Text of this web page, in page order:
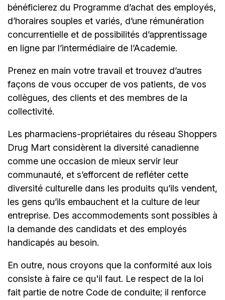
bénéficierez du Programme d’achat des employés,
d’horaires souples et variés, d’une rémunération
concurrentielle et de possibilités d’apprentissage
en ligne par l’intermédiaire de l’Academie.
Prenez en main votre travail et trouvez d’autres
façons de vous occuper de vos patients, de vos
collègues, des clients et des membres de la
collectivité.
Les pharmaciens-propriétaires du réseau Shoppers
Drug Mart considèrent la diversité canadienne
comme une occasion de mieux servir leur
communauté, et s’efforcent de refléter cette
diversité culturelle dans les produits qu’ils vendent,
les gens qu’ils embauchent et la culture de leur
entreprise. Des accommodements sont possibles à
la demande des candidats et des employés
handicapés au besoin.
En outre, nous croyons que la conformité aux lois
consiste à faire ce qu'il faut. Le respect de la loi
fait partie de notre Code de conduite; il renforce